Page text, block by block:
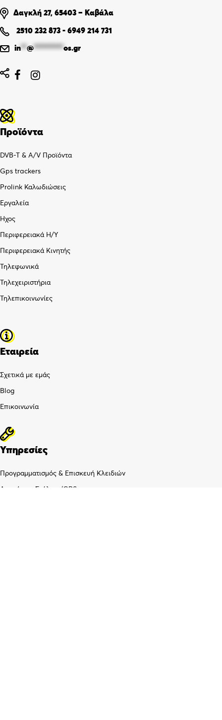
Δαγκλή 27, 65403 – Καβάλα
2510 232 873 - 6949 214 731
in**@**********os.gr
 
Προϊόντα
DVB-T & A/V Προϊόντα
Gps trackers
Prolink Καλωδιώσεις
Εργαλεία
Ήχος
Περιφερειακά Η/Υ
Περιφερειακά Κινητής
Τηλεφωνικά
Τηλεχειριστήρια
Τηλεπικοινωνίες
Εταιρεία
Σχετικά με εμάς
Blog
Επικοινωνία
Υπηρεσίες
Προγραμματισμός & Επισκευή Κλειδιών
Διαχείριση Στόλου /GPS